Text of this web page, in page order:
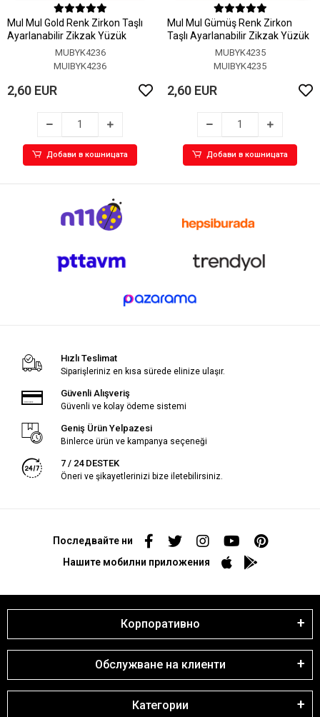
MuI MuI Gold Renk Zirkon Taşlı
Ayarlanabilir Zikzak Yüzük
MUBYK4236
MUIBYK4236
2,60 EUR
Добави в кошницата
MuI MuI Gümüş Renk Zirkon
Taşlı Ayarlanabilir Zikzak Yüzük
MUBYK4235
MUIBYK4235
2,60 EUR
Добави в кошницата
Hızlı Teslimat
Siparişleriniz en kısa sürede elinize ulaşır.
Güvenli Alışveriş
Güvenli ve kolay ödeme sistemi
Geniş Ürün Yelpazesi
Binlerce ürün ve kampanya seçeneği
7 / 24 DESTEK
Öneri ve şikayetlerinizi bize iletebilirsiniz.
Последвайте ни
Нашите мобилни приложения
Корпоративно
Обслужване на клиенти
Категории